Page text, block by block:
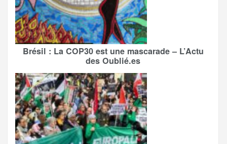
Brésil : La COP30 est une mascarade – L’Actu
des Oublié.es